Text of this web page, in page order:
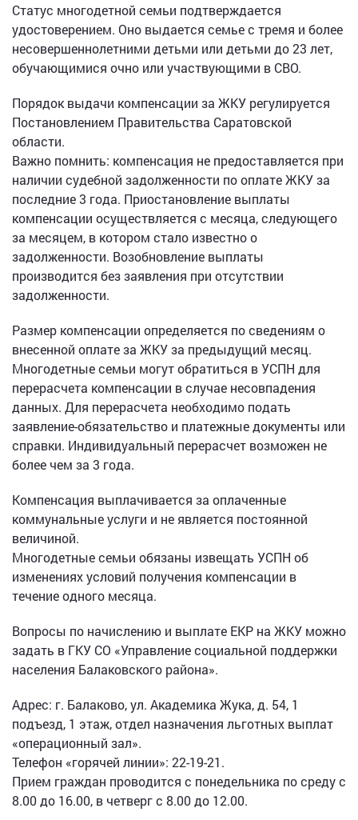
Статус многодетной семьи подтверждается
удостоверением. Оно выдается семье с тремя и более
несовершеннолетними детьми или детьми до 23 лет,
обучающимися очно или участвующими в СВО.
Порядок выдачи компенсации за ЖКУ регулируется
Постановлением Правительства Саратовской
области.
Важно помнить: компенсация не предоставляется при
наличии судебной задолженности по оплате ЖКУ за
последние 3 года. Приостановление выплаты
компенсации осуществляется с месяца, следующего
за месяцем, в котором стало известно о
задолженности. Возобновление выплаты
производится без заявления при отсутствии
задолженности.
Размер компенсации определяется по сведениям о
внесенной оплате за ЖКУ за предыдущий месяц.
Многодетные семьи могут обратиться в УСПН для
перерасчета компенсации в случае несовпадения
данных. Для перерасчета необходимо подать
заявление-обязательство и платежные документы или
справки. Индивидуальный перерасчет возможен не
более чем за 3 года.
Компенсация выплачивается за оплаченные
коммунальные услуги и не является постоянной
величиной.
Многодетные семьи обязаны извещать УСПН об
изменениях условий получения компенсации в
течение одного месяца.
Вопросы по начислению и выплате ЕКР на ЖКУ можно
задать в ГКУ СО «Управление социальной поддержки
населения Балаковского района».
Адрес: г. Балаково, ул. Академика Жука, д. 54, 1
подъезд, 1 этаж, отдел назначения льготных выплат
«операционный зал».
Телефон «горячей линии»: 22-19-21.
Прием граждан проводится с понедельника по среду с
8.00 до 16.00, в четверг с 8.00 до 12.00.